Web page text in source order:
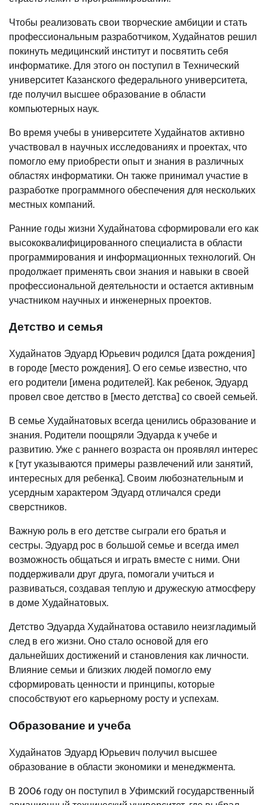
Чтобы реализовать свои творческие амбиции и стать
профессиональным разработчиком, Худайнатов решил
покинуть медицинский институт и посвятить себя
информатике. Для этого он поступил в Технический
университет Казанского федерального университета,
где получил высшее образование в области
компьютерных наук.
Во время учебы в университете Худайнатов активно
участвовал в научных исследованиях и проектах, что
помогло ему приобрести опыт и знания в различных
областях информатики. Он также принимал участие в
разработке программного обеспечения для нескольких
местных компаний.
Ранние годы жизни Худайнатова сформировали его как
высококвалифицированного специалиста в области
программирования и информационных технологий. Он
продолжает применять свои знания и навыки в своей
профессиональной деятельности и остается активным
участником научных и инженерных проектов.
Детство и семья
Худайнатов Эдуард Юрьевич родился [дата рождения]
в городе [место рождения]. О его семье известно, что
его родители [имена родителей]. Как ребенок, Эдуард
провел свое детство в [место детства] со своей семьей.
В семье Худайнатовых всегда ценились образование и
знания. Родители поощряли Эдуарда к учебе и
развитию. Уже с раннего возраста он проявлял интерес
к [тут указываются примеры развлечений или занятий,
интересных для ребенка]. Своим любознательным и
усердным характером Эдуард отличался среди
сверстников.
Важную роль в его детстве сыграли его братья и
сестры. Эдуард рос в большой семье и всегда имел
возможность общаться и играть вместе с ними. Они
поддерживали друг друга, помогали учиться и
развиваться, создавая теплую и дружескую атмосферу
в доме Худайнатовых.
Детство Эдуарда Худайнатова оставило неизгладимый
след в его жизни. Оно стало основой для его
дальнейших достижений и становления как личности.
Влияние семьи и близких людей помогло ему
сформировать ценности и принципы, которые
способствуют его карьерному росту и успехам.
Образование и учеба
Худайнатов Эдуард Юрьевич получил высшее
образование в области экономики и менеджмента.
В 2006 году он поступил в Уфимский государственный